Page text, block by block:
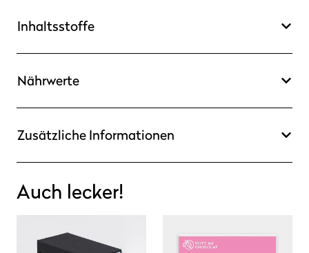
Inhaltsstoffe
Nährwerte
Zusätzliche Informationen
Auch lecker!